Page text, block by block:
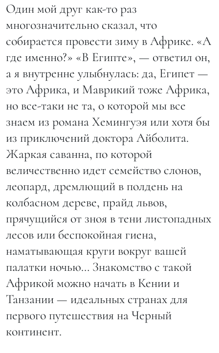
Один мой друг как-то раз
многозначительно сказал, что
собирается провести зиму в Африке. «А
где именно?» «В Египте», — ответил он,
а я внутренне улыбнулась: да, Египет —
это Африка, и Маврикий тоже Африка,
но все-таки не та, о которой мы все
знаем из романа Хемингуэя или хотя бы
из приключений доктора Айболита.
Жаркая саванна, по которой
величественно идет семейство слонов,
леопард, дремлющий в полдень на
колбасном дереве, прайд львов,
прячущийся от зноя в тени листопадных
лесов или беспокойная гиена,
наматывающая круги вокруг вашей
палатки ночью… Знакомство с такой
Африкой можно начать в Кении и
Танзании — идеальных странах для
первого путешествия на Черный
континент.